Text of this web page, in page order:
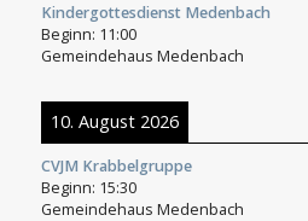
Kindergottesdienst Medenbach
Beginn: 11:00
Gemeindehaus Medenbach
10. August 2026
CVJM Krabbelgruppe
Beginn: 15:30
Gemeindehaus Medenbach